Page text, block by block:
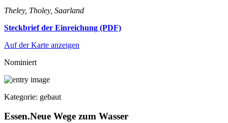
Theley, Tholey, Saarland
Steckbrief der Einreichung (PDF)
Auf der Karte anzeigen
Nominiert
Kategorie: gebaut
Essen.Neue Wege zum Wasser